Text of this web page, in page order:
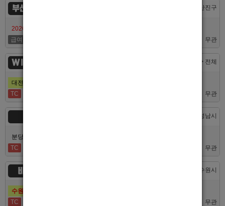
부산서면루나 부산 > 부산진구
2026/7/10일 가성비 부산 호스트빠 루나에서 식구 구합니다
급여협의
무관
WINNER 대전 > 전체
대전호빠 제일 오래된 박스에서 남보도, 호빠알바를 모집합니다
TC
무관
경기 > 성남시
분당호빠 숨에서 가족처럼 함께일할 알바 분들을 모십니다.
TC
무관
비스트 경기 > 수원시
수원호빠 비스트 인증업소에서 알바 선수 구인합니다
TC
무관